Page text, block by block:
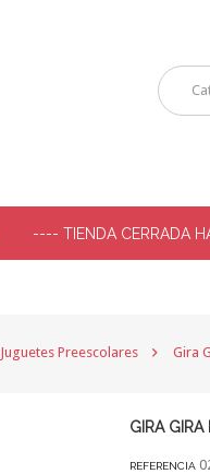
---- TIENDA CERRADA
Juguetes Preescolares Gira
GIRA GIRA
REFERENCIA